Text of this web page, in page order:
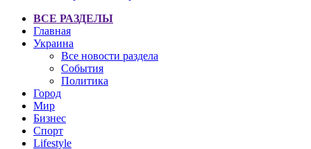
ВСЕ РАЗДЕЛЫ
Главная
Украина
Все новости раздела
События
Политика
Город
Мир
Бизнес
Спорт
Lifestyle